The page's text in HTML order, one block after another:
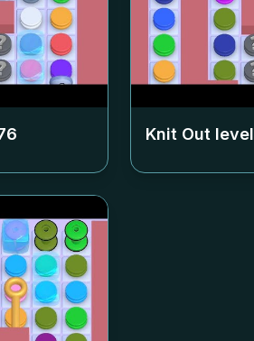
Knit Out level